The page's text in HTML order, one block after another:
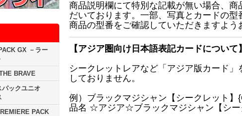
GX －ラー
BRAVE
パックユニオ
PACK
商品説明欄にて特別な記載が無い場合、
だいております。一部、写真とカードの
商品の型番をご確認していただきますよう
【アジア圏向け日本語表記カードについて】
シークレットレアなど「アジア版カード
しておりません。
例）ブラックマジシャン【シークレット
品名 ☆アジア☆ブラックマジシャン【シー